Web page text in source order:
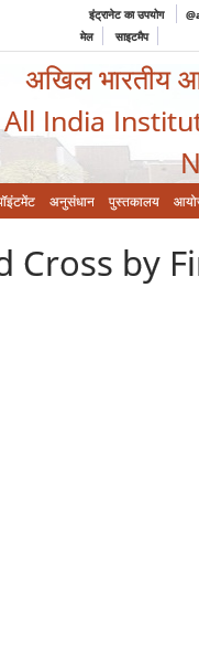
इंट्रानेट का उपयोग
मेल
साइटमैप
अखिल भारतीय
All India
अनुसंधान पुस्तकालय
Cross by